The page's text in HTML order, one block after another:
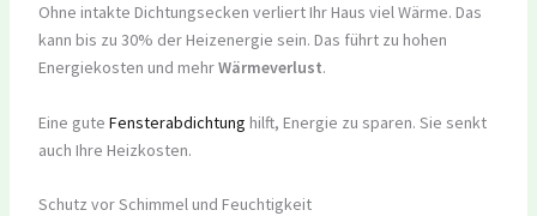
Ohne intakte Dichtungsecken verliert Ihr Haus viel Wärme. Das
kann bis zu 30% der Heizenergie sein. Das führt zu hohen
Energiekosten und mehrWärmeverlust.
Eine gute Fensterabdichtung hilft, Energie zu sparen. Sie senkt
auch Ihre Heizkosten.
Schutz vor Schimmel und Feuchtigkeit